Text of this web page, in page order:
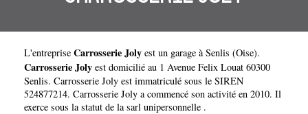
L'entreprise Carrosserie Joly est un garage à Senlis (Oise).
Carrosserie Joly est domicilié au 1 Avenue Felix Louat 60300
Senlis. Carrosserie Joly est immatriculé sous le SIREN
524877214. Carrosserie Joly a commencé son activité en 2010. Il
exerce sous la statut de la sarl unipersonnelle .